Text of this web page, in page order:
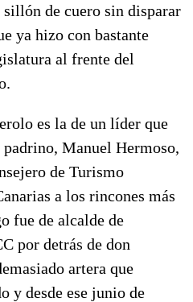
de cuero sin disparar
ya hizo con bastante
al frente del
es la de un líder que
Manuel Hermoso,
de Turismo
a los rincones más
fue de alcalde de
por detrás de don
artera que
y desde ese junio de